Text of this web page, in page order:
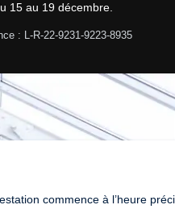
15 au 19 décembre.
: L-R-22-9231-9223-8935
commence à l’heure